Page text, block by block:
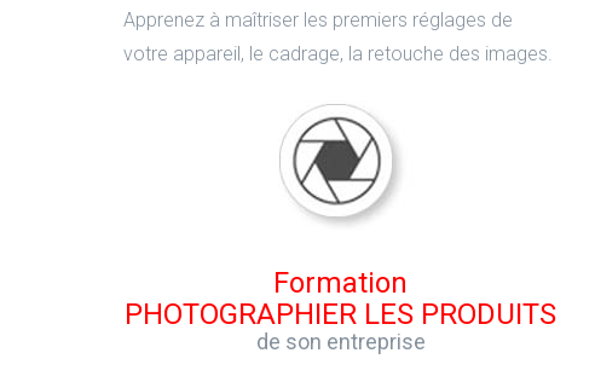
Apprenez à maîtriser les premiers réglages de
votre appareil, le cadrage, la retouche des images.
Formation
PHOTOGRAPHIER LES PRODUITS
de son entreprise